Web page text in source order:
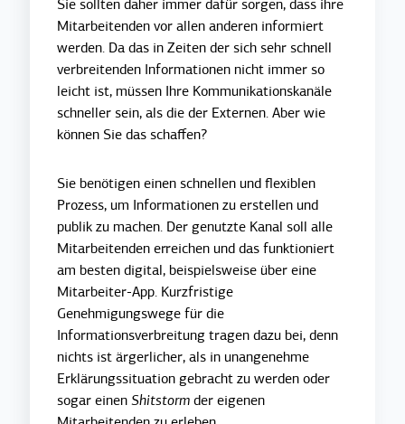
Sie sollten daher immer dafür sorgen, dass ihre
Mitarbeitenden vor allen anderen informiert
werden. Da das in Zeiten der sich sehr schnell
verbreitenden Informationen nicht immer so
leicht ist, müssen Ihre Kommunikationskanäle
schneller sein, als die der Externen. Aber wie
können Sie das schaffen?
Sie benötigen einen schnellen und flexiblen
Prozess, um Informationen zu erstellen und
publik zu machen. Der genutzte Kanal soll alle
Mitarbeitenden erreichen und das funktioniert
am besten digital, beispielsweise über eine
Mitarbeiter-App. Kurzfristige
Genehmigungswege für die
Informationsverbreitung tragen dazu bei, denn
nichts ist ärgerlicher, als in unangenehme
Erklärungssituation gebracht zu werden oder
sogar einenShitstorm der eigenen